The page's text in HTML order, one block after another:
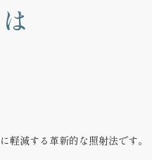
軽減する革新的な照射法です。